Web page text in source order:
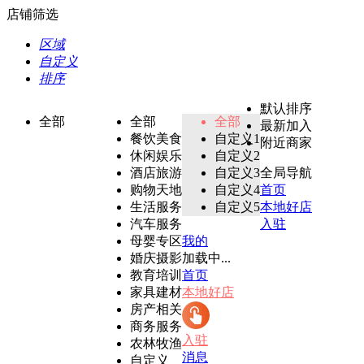
店铺筛选
区域
自定义
排序
全部
全部
餐饮美食
休闲娱乐
酒店旅游
购物天地
生活服务
汽车服务
母婴专区
婚庆摄影
教育培训
家具建材
房产相关
商务服务
农林牧渔
自定义
全部
自定义1
自定义2
自定义3
自定义4
自定义5
默认排序
最新加入
附近商家
全局导航
首页
本地好店
入驻
我的
加载中...
首页
本地好店
入驻
消息